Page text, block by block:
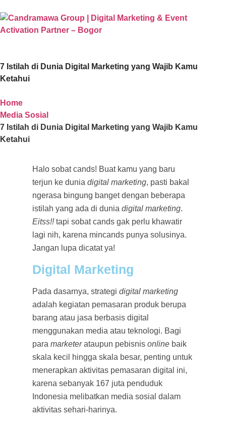
7 Istilah di Dunia Digital Marketing yang Wajib Kamu
Ketahui
Home
Media Sosial
7 Istilah di Dunia Digital Marketing yang Wajib Kamu
Ketahui
Halo sobat cands! Buat kamu yang baru
terjun ke dunia digital marketing, pasti bakal
ngerasa bingung banget dengan beberapa
istilah yang ada di dunia digital marketing.
Eitss!!tapi sobat cands gak perlu khawatir
lagi nih, karena mincands punya solusinya.
Jangan lupa dicatat ya!
Digital Marketing
Pada dasarnya, strategi digital marketing
adalah kegiatan pemasaran produk berupa
barang atau jasa berbasis digital
menggunakan media atau teknologi. Bagi
para marketerataupun pebisnis onlinebaik
skala kecil hingga skala besar, penting untuk
menerapkan aktivitas pemasaran digital ini,
karena sebanyak 167 juta penduduk
Indonesia melibatkan media sosial dalam
aktivitas sehari-harinya.